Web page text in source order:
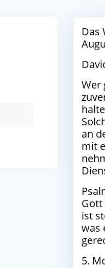
Das
Wer
an
mit
Gott
ist
was
5.